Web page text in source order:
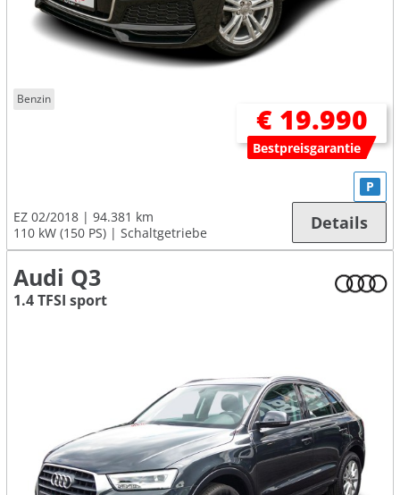
Benzin
€ 19.990
Bestpreisgarantie
EZ 02/2018
94.381 km
110 kW (150 PS)
Schaltgetriebe
P
Details
Audi Q3
1.4 TFSI sport